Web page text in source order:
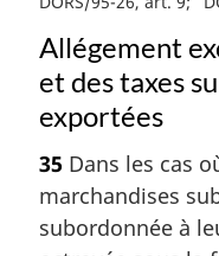
Allégement
et des taxes
exportées
35 Dans les cas
marchandises
subordonnée à